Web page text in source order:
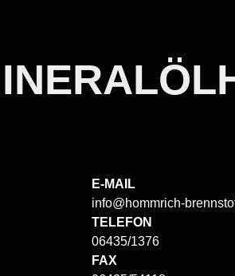
E-MAIL
info@hommrich-
TELEFON
06435/1376
FAX